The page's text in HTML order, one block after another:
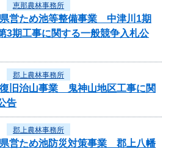
恵那農林事務所
県営ため池等整備事業 中津川1期
期工事に関する一般競争入札公
郡上農林事務所
復旧治山事業 鬼神山地区工事に関
告
郡上農林事務所
県営ため池防災対策事業 郡上八幡